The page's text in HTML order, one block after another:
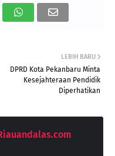
LEBIH BARU
DPRD Kota Pekanbaru Minta
Kesejahteraan Pendidik
Diperhatikan